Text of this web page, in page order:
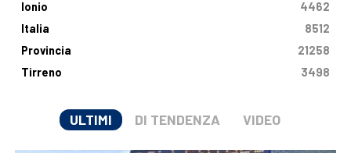
Ionio
4462
Italia
8512
Provincia
21258
Tirreno
3498
ULTIMI DI TENDENZA VIDEO